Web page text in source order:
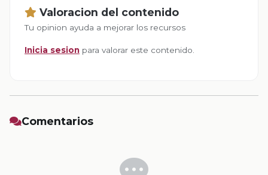
Valoracion del contenido
Tu opinion ayuda a mejorar los recursos
Inicia sesion para valorar este contenido.
Comentarios